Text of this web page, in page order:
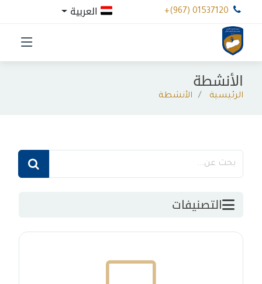
+(967) 01537120
الأنشطة
الرئيسية الأنشطة
التصنيفات